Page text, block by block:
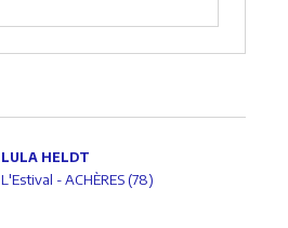
LULA HELDT
L'Estival - ACHÈRES (78)